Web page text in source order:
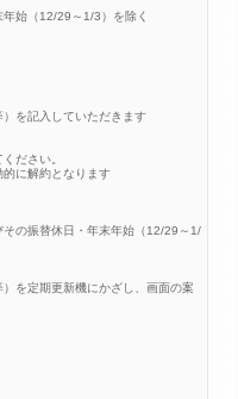
始（12/29～1/3）を除く
を記入していただきます
ださい。
に解約となります
の振替休日・年末年始（12/29～1/
を定期更新機にかざし、画面の案